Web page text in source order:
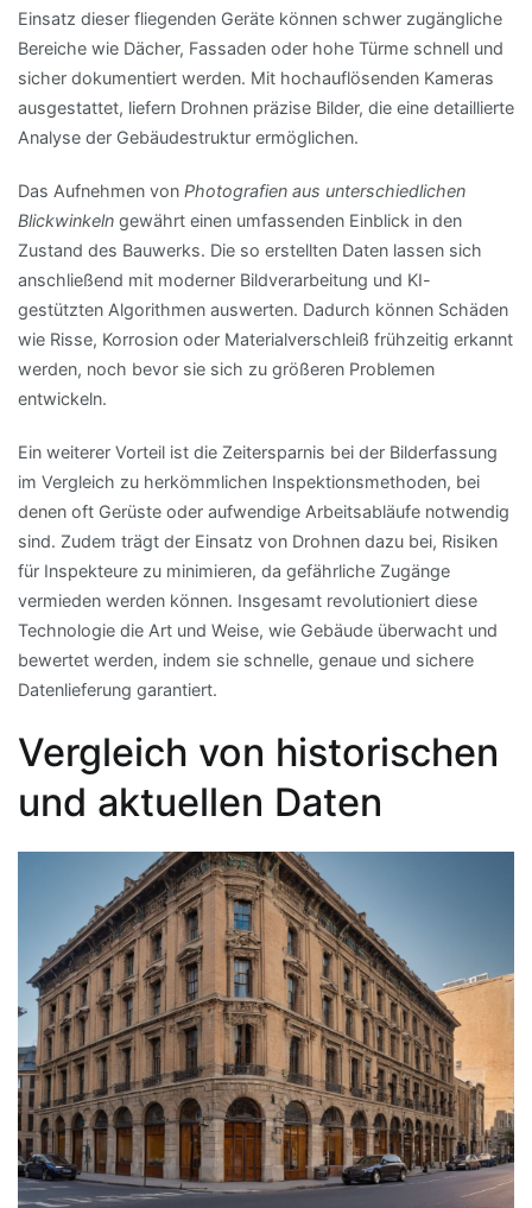
Einsatz dieser fliegenden Geräte können schwer zugängliche
Bereiche wie Dächer, Fassaden oder hohe Türme schnell und
sicher dokumentiert werden. Mit hochauflösenden Kameras
ausgestattet, liefern Drohnen präzise Bilder, die eine detaillierte
Analyse der Gebäudestruktur ermöglichen.
Das Aufnehmen von Photografien aus unterschiedlichen
Blickwinkeln gewährt einen umfassenden Einblick in den
Zustand des Bauwerks. Die so erstellten Daten lassen sich
anschließend mit moderner Bildverarbeitung und KI-
gestützten Algorithmen auswerten. Dadurch können Schäden
wie Risse, Korrosion oder Materialverschleiß frühzeitig erkannt
werden, noch bevor sie sich zu größeren Problemen
entwickeln.
Ein weiterer Vorteil ist die Zeitersparnis bei der Bilderfassung
im Vergleich zu herkömmlichen Inspektionsmethoden, bei
denen oft Gerüste oder aufwendige Arbeitsabläufe notwendig
sind. Zudem trägt der Einsatz von Drohnen dazu bei, Risiken
für Inspekteure zu minimieren, da gefährliche Zugänge
vermieden werden können. Insgesamt revolutioniert diese
Technologie die Art und Weise, wie Gebäude überwacht und
bewertet werden, indem sie schnelle, genaue und sichere
Datenlieferung garantiert.
Vergleich von historischen
und aktuellen Daten